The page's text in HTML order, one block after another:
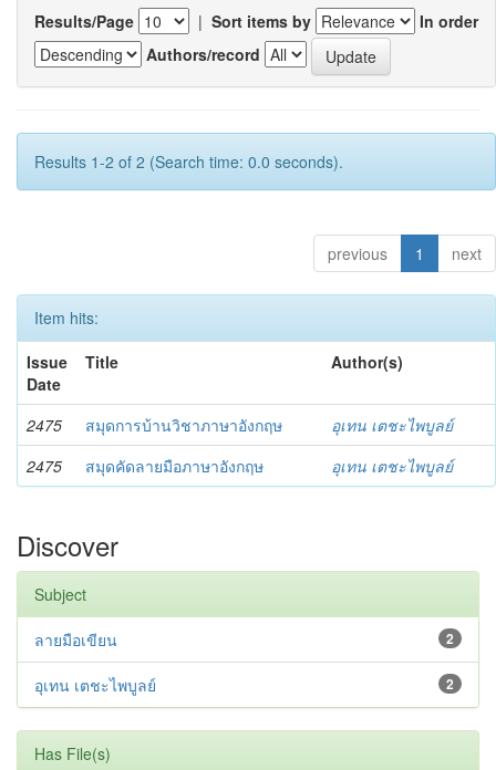
Results/Page | Sort items by
In order
Authors/record
Results 1-2 of 2 (Search time: 0.0 seconds).
previous 1 next
Item hits:
Issue
Date
Title Author(s)
2475 สมุดการบ้านวิชาภาษาอังกฤษ
อุเทน เตชะไพบูลย์
2475
สมุดคัดลายมือภาษาอังกฤษ อุเทน เตชะไพบูลย์
Discover
Subject
2
ลายมือเขียน
2
อุเทน เตชะไพบูลย์
Has File(s)